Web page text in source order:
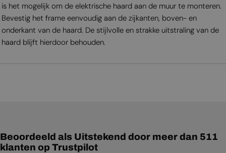
is het mogelijk om de elektrische haard aan de muur te monteren.
Bevestig het frame eenvoudig aan de zijkanten, boven- en
onderkant van de haard. De stijlvolle en strakke uitstraling van de
haard blijft hierdoor behouden.
Beoordeeld als Uitstekend door meer dan 511
klanten op Trustpilot